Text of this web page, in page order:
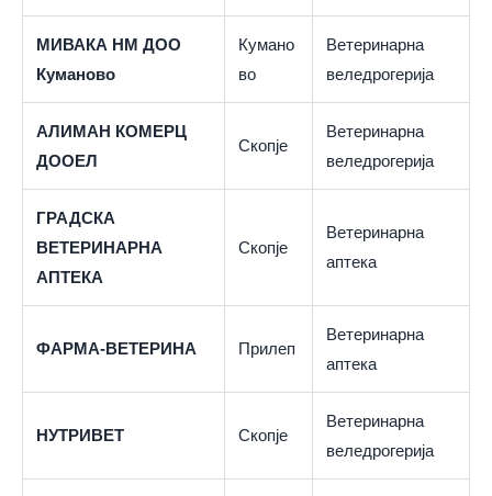
МИВАКА НМ ДОО
Куманово
Кумано
во
Ветеринарна
веледрогерија
АЛИМАН КОМЕРЦ
ДООЕЛ
Скопје
Ветеринарна
веледрогерија
ГРАДСКА
ВЕТЕРИНАРНА
АПТЕКА
Скопје
Ветеринарна
аптека
ФАРМА-ВЕТЕРИНА Прилеп
Ветеринарна
аптека
НУТРИВЕТ Скопје
Ветеринарна
веледрогерија